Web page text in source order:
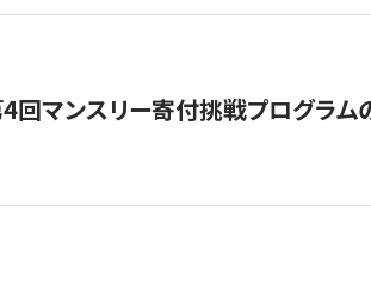
4回マンスリー寄付挑戦プログラ